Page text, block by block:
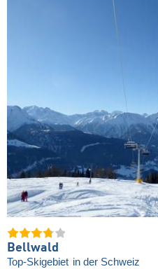
Bellwald
Top-Skigebiet in der Schweiz